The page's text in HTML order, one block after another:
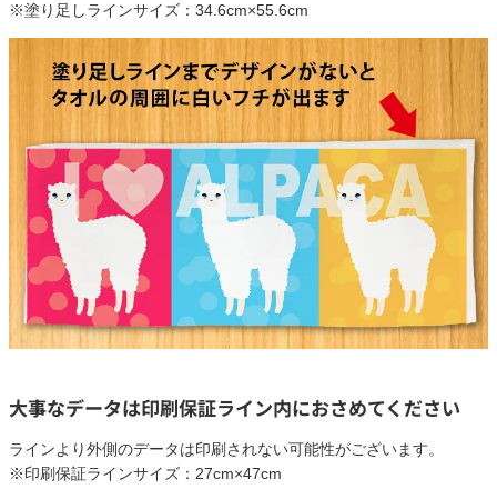
※塗り足しラインサイズ：34.6cm×55.6cm
大事なデータは印刷保証ライン内におさめてください
ラインより外側のデータは印刷されない可能性がございます。
※印刷保証ラインサイズ：27cm×47cm